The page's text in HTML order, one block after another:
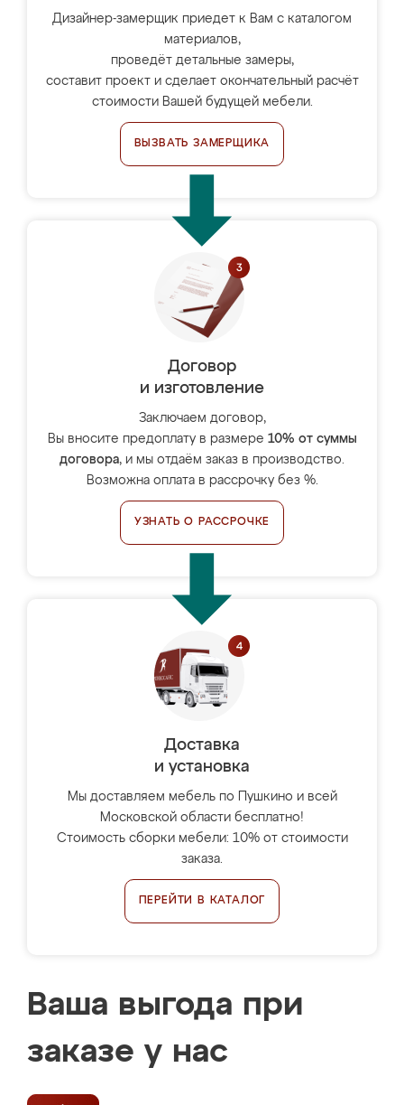
Дизайнер-замерщик приедет к Вам с каталогом
материалов,
проведёт детальные замеры,
составит проект и сделает окончательный расчёт
стоимости Вашей будущей мебели.
ВЫЗВАТЬ ЗАМЕРЩИКА
Договор
и изготовление
Заключаем договор,
Вы вносите предоплату в размере 10% от суммы
договора, и мы отдаём заказ в производство.
Возможна оплата в рассрочку без %.
УЗНАТЬ О РАССРОЧКЕ
Доставка
и установка
Мы доставляем мебель по Пушкино и всей
Московской области бесплатно!
Стоимость сборки мебели: 10% от стоимости
заказа.
ПЕРЕЙТИ В КАТАЛОГ
Ваша выгода при
заказе у нас